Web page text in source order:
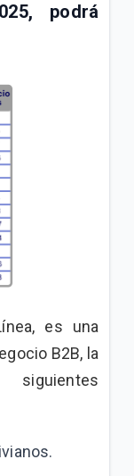
tu
Empresa
podrá
es una
B2B, la